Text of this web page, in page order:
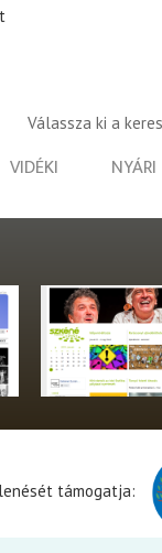
Válassza ki a
VIDÉKI NYÁRI
támogatja: